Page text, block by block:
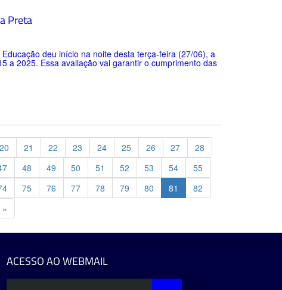
Preta
deu início na noite desta terça-feira (27/06), a
a 2025. Essa avaliação vai garantir o cumprimento das
20 21 22 23 24 25 26 27
28
48 49 50 51 52 53 54
55
75 76 77 78 79 80 81
82
»
ACESSO AO WEBMAIL